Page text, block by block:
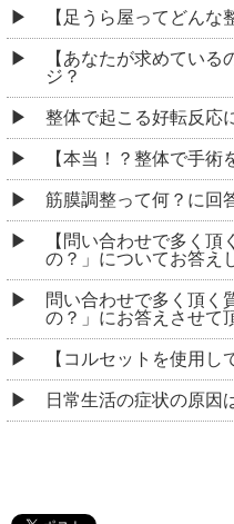
【足うら屋ってどんな
【あなたが求めてい
ジ？
整体で起こる好転反応
【本当！？整体で手術
筋膜調整って何？に回
【問い合わせで多く
の？」についてお答え
問い合わせで多く頂
の？」にお答えさせて
【コルセットを使用し
日常生活の症状の原因